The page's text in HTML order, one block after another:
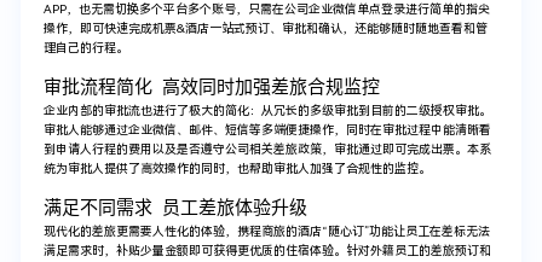
APP，也无需切换多个平台多个账号，只需在公司企业微信单点登录进行简单的指尖
操作，即可快速完成机票&酒店一站式预订、审批和确认，还能够随时随地查看和管
理自己的行程。
审批流程简化 高效同时加强差旅合规监控
企业内部的审批流也进行了极大的简化：从冗长的多级审批到目前的二级授权审批。
审批人能够通过企业微信、邮件、短信等多端便捷操作，同时在审批过程中能清晰看
到申请人行程的费用以及是否遵守公司相关差旅政策，审批通过即可完成出票。本系
统为审批人提供了高效操作的同时，也帮助审批人加强了合规性的监控。
满足不同需求 员工差旅体验升级
现代化的差旅更需要人性化的体验，携程商旅的酒店“随心订”功能让员工在差标无法
满足需求时，补贴少量金额即可获得更优质的住宿体验。针对外籍员工的差旅预订和